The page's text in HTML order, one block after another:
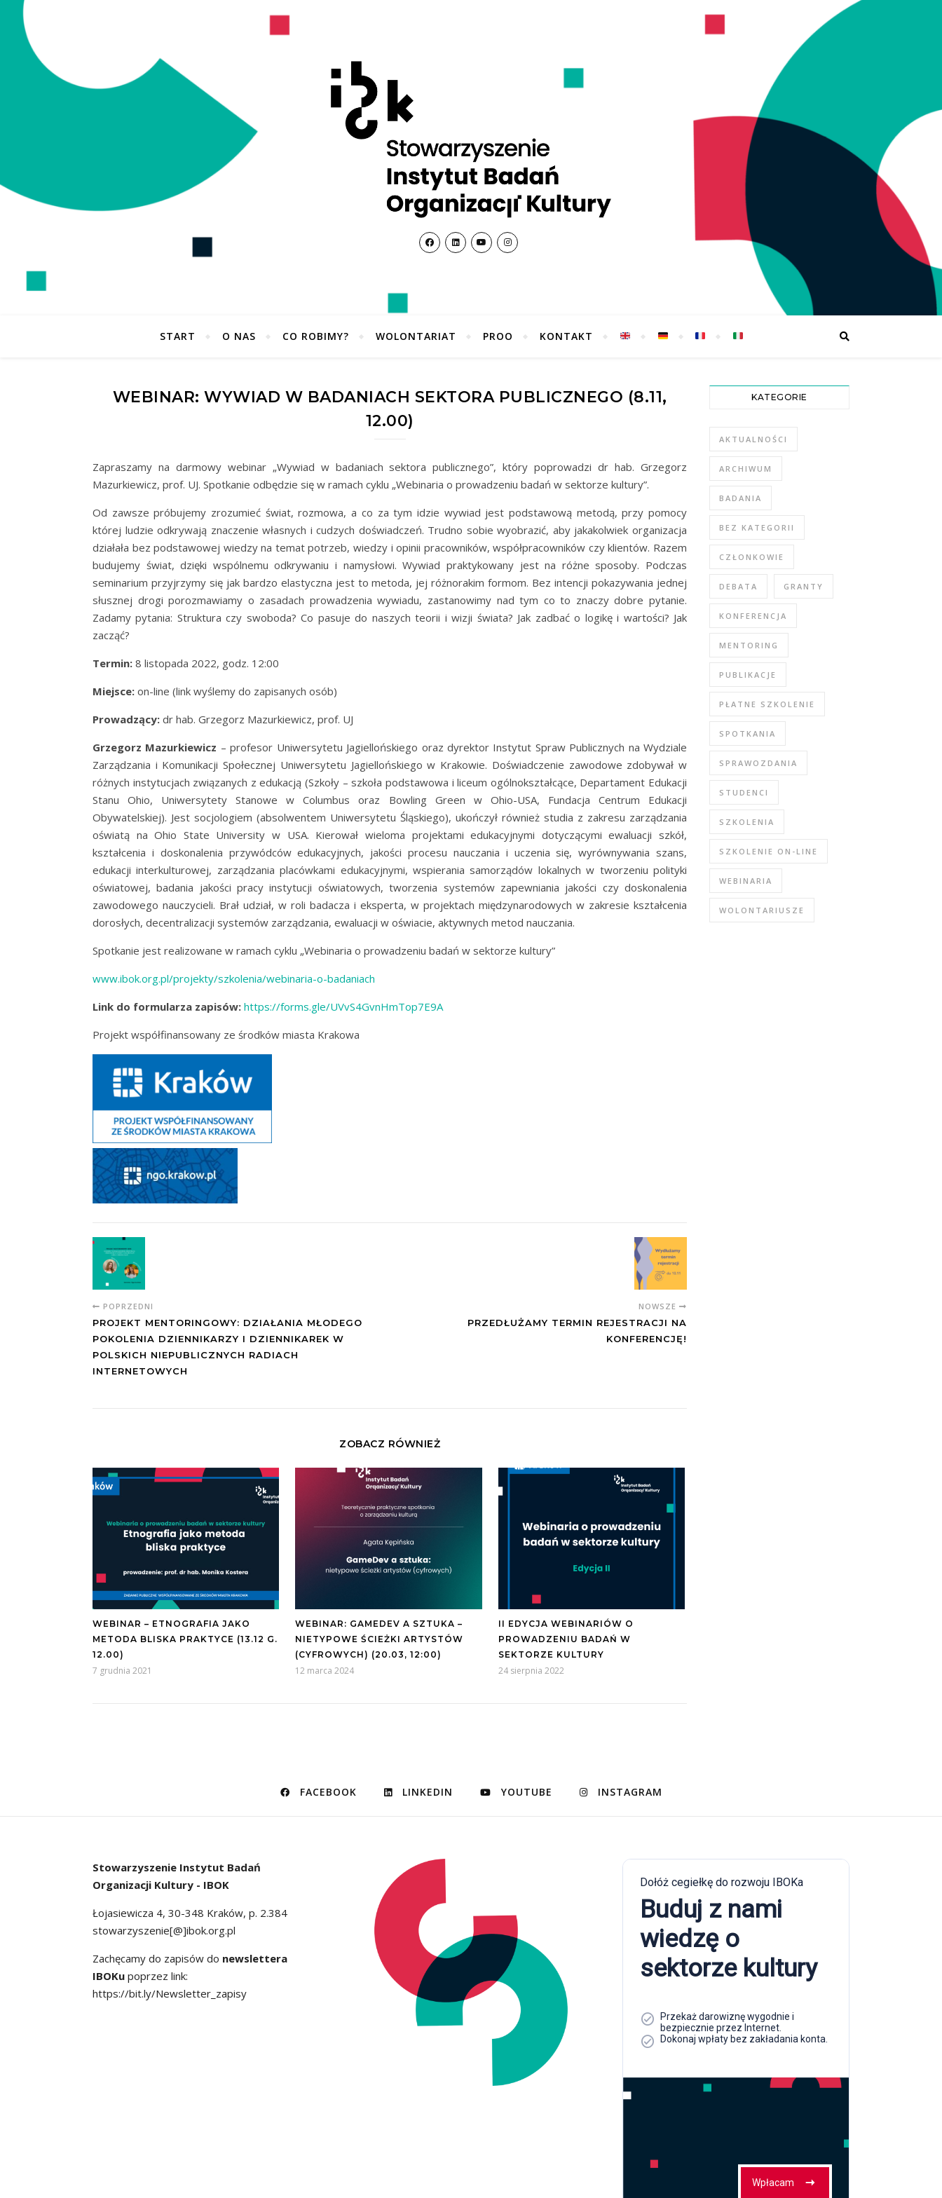
START O NAS CO ROBIMY? WOLONTARIAT PROO KONTAKT
WEBINAR: WYWIAD W BADANIACH SEKTORA PUBLICZNEGO (8.11,
12.00)
Zapraszamy na darmowy webinar „Wywiad w badaniach sektora publicznego”, który poprowadzi dr hab. Grzegorz
Mazurkiewicz, prof. UJ. Spotkanie odbędzie się w ramach cyklu „Webinaria o prowadzeniu badań w sektorze kultury”.
Od zawsze próbujemy zrozumieć świat, rozmowa, a co za tym idzie wywiad jest podstawową metodą, przy pomocy
której ludzie odkrywają znaczenie własnych i cudzych doświadczeń. Trudno sobie wyobrazić, aby jakakolwiek organizacja
działała bez podstawowej wiedzy na temat potrzeb, wiedzy i opinii pracowników, współpracowników czy klientów. Razem
budujemy świat, dzięki wspólnemu odkrywaniu i namysłowi. Wywiad praktykowany jest na różne sposoby. Podczas
seminarium przyjrzymy się jak bardzo elastyczna jest to metoda, jej różnorakim formom. Bez intencji pokazywania jednej
słusznej drogi porozmawiamy o zasadach prowadzenia wywiadu, zastanowimy nad tym co to znaczy dobre pytanie.
Zadamy pytania: Struktura czy swoboda? Co pasuje do naszych teorii i wizji świata? Jak zadbać o logikę i wartości? Jak
zacząć?
Termin: 8 listopada 2022, godz. 12:00
Miejsce: on-line (link wyślemy do zapisanych osób)
Prowadzący: dr hab. Grzegorz Mazurkiewicz, prof. UJ
Grzegorz Mazurkiewicz – profesor Uniwersytetu Jagiellońskiego oraz dyrektor Instytut Spraw Publicznych na Wydziale
Zarządzania i Komunikacji Społecznej Uniwersytetu Jagiellońskiego w Krakowie. Doświadczenie zawodowe zdobywał w
różnych instytucjach związanych z edukacją (Szkoły – szkoła podstawowa i liceum ogólnokształcące, Departament Edukacji
Stanu Ohio, Uniwersytety Stanowe w Columbus oraz Bowling Green w Ohio-USA, Fundacja Centrum Edukacji
Obywatelskiej). Jest socjologiem (absolwentem Uniwersytetu Śląskiego), ukończył również studia z zakresu zarządzania
oświatą na Ohio State University w USA. Kierował wieloma projektami edukacyjnymi dotyczącymi ewaluacji szkół,
kształcenia i doskonalenia przywódców edukacyjnych, jakości procesu nauczania i uczenia się, wyrównywania szans,
edukacji interkulturowej, zarządzania placówkami edukacyjnymi, wspierania samorządów lokalnych w tworzeniu polityki
oświatowej, badania jakości pracy instytucji oświatowych, tworzenia systemów zapewniania jakości czy doskonalenia
zawodowego nauczycieli. Brał udział, w roli badacza i eksperta, w projektach międzynarodowych w zakresie kształcenia
dorosłych, decentralizacji systemów zarządzania, ewaluacji w oświacie, aktywnych metod nauczania.
Spotkanie jest realizowane w ramach cyklu „Webinaria o prowadzeniu badań w sektorze kultury”
www.ibok.org.pl/projekty/szkolenia/webinaria-o-badaniach
Link do formularza zapisów: https://forms.gle/UVvS4GvnHmTop7E9A
Projekt współfinansowany ze środków miasta Krakowa
POPRZEDNI
PROJEKT MENTORINGOWY: DZIAŁANIA MŁODEGO
POKOLENIA DZIENNIKARZY I DZIENNIKAREK W
POLSKICH NIEPUBLICZNYCH RADIACH
INTERNETOWYCH
NOWSZE
PRZEDŁUŻAMY TERMIN REJESTRACJI NA
KONFERENCJĘ!
ZOBACZ RÓWNIEŻ
WEBINAR – ETNOGRAFIA JAKO
METODA BLISKA PRAKTYCE (13.12 G.
12.00)
7 grudnia 2021
WEBINAR: GAMEDEV A SZTUKA –
NIETYPOWE ŚCIEŻKI ARTYSTÓW
(CYFROWYCH) (20.03, 12:00)
12 marca 2024
II EDYCJA WEBINARIÓW O
PROWADZENIU BADAŃ W
SEKTORZE KULTURY
24 sierpnia 2022
KATEGORIE
AKTUALNOŚCI
ARCHIWUM
BADANIA
BEZ KATEGORII
CZŁONKOWIE
DEBATA GRANTY
KONFERENCJA
MENTORING
PUBLIKACJE
PŁATNE SZKOLENIE
SPOTKANIA
SPRAWOZDANIA
STUDENCI
SZKOLENIA
SZKOLENIE ON-LINE
WEBINARIA
WOLONTARIUSZE
FACEBOOK LINKEDIN YOUTUBE INSTAGRAM
Stowarzyszenie Instytut Badań
Organizacji Kultury - IBOK
Łojasiewicza 4, 30-348 Kraków, p. 2.384
stowarzyszenie[@]ibok.org.pl
Zachęcamy do zapisów do newslettera
IBOKu poprzez link:
https://bit.ly/Newsletter_zapisy